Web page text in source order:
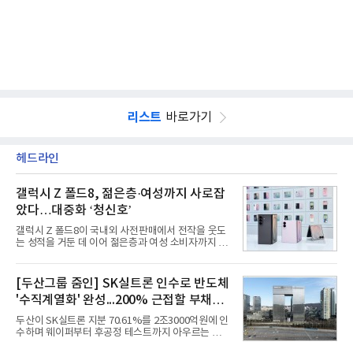
리스트 바로가기
헤드라인
갤럭시 Z 폴드8, 젊은층·여성까지 사로잡
았다…대중화 ‘청신호’
갤럭시 Z 폴드8이 국내외 사전판매에서 전작을 웃도
는 성적을 거둔 데 이어 젊은층과 여성 소비자까지 빠
산성을 앞세운 기존 폴드의 소비자층에서 벗어나 디
자인과 휴대성을 강화하면서 폴더블폰의 대중화를 본
격화하고 있다는 분석이 나온다.10일 카운터포인트
리서치에 따르면 갤럭시 Z8 시리즈의 글로벌 사전판
매량은 전작 대비 30% 이상 증가했다. 국내 사전판매
량은 전작 대비 39% 늘었고 유럽에서도 20% 이상
증가했다. 미국에서도 역대 폴드 시리즈 가운데 가장
[두산그룹 줌인] SK실트론 인수로 반도체
'수직계열화' 완성...200% 근접할 부채비
율 부담
두산이 SK실트론 지분 70.61%를 2조3000억원에 인
수하며 웨이퍼부터 후공정 테스트까지 아우르는 반도